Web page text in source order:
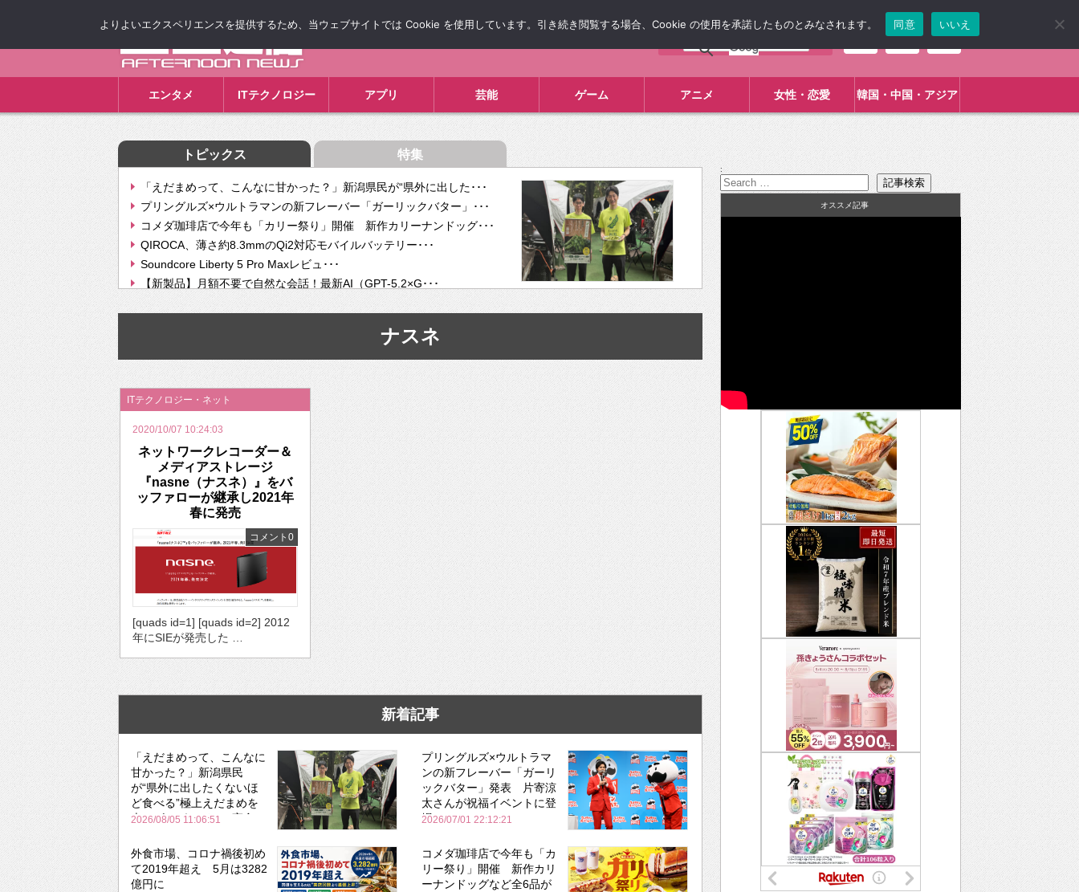
エンタメ ITテクノロジー アプリ 芸能 ゲーム アニメ 女性・恋愛 韓国・中国・アジア
トピックス 特集
「えだまめって、こんなに甘かった？」新潟県民が“県外に出した･･･
プリングルズ×ウルトラマンの新フレーバー「ガーリックバター」･･･
コメダ珈琲店で今年も「カリー祭り」開催 新作カリーナンドッグ･･･
QIROCA、薄さ約8.3mmのQi2対応モバイルバッテリー･･･
Soundcore Liberty 5 Pro Maxレビュ･･･
【新製品】月額不要で自然な会話！最新AI（GPT-5.2×G･･･
【次世代の没入感と生産性】VITURE Luma Ultra･･･
挫折率8割の壁をAIで突破。ジャストシステム、”自分が今話し･･･
2026年のバレンタインは「自分で作って、想いを渡す」 TE･･･
ナスネ
ITテクノロジー・ネット
2020/10/07 10:24:03
ネットワークレコーダー＆
メディアストレージ
『nasne（ナスネ）』をバ
ッファローが継承し2021年
春に発売
コメント0
[quads id=1] [quads id=2] 2012
年にSIEが発売した …
新着記事
「えだまめって、こんなに
甘かった？」新潟県民
が“県外に出したくないほ
ど食べる”極上えだまめを
森のビアガーデンで実食
2026/08/05 11:06:51
プリングルズ×ウルトラマ
ンの新フレーバー「ガーリ
ックバター」発表 片寄涼
太さんが祝福イベントに登
場
2026/07/01 22:12:21
外食市場、コロナ禍後初め
て2019年超え 5月は3282
億円に
コメダ珈琲店で今年も「カ
リー祭り」開催 新作カリ
ーナンドッグなど全6品が
:
オススメ記事
よりよいエクスペリエンスを提供するため、当ウェブサイトでは Cookie を使用しています。引き続き閲覧する場合、Cookie の使用を承諾したものとみなされます。 同意 いいえ